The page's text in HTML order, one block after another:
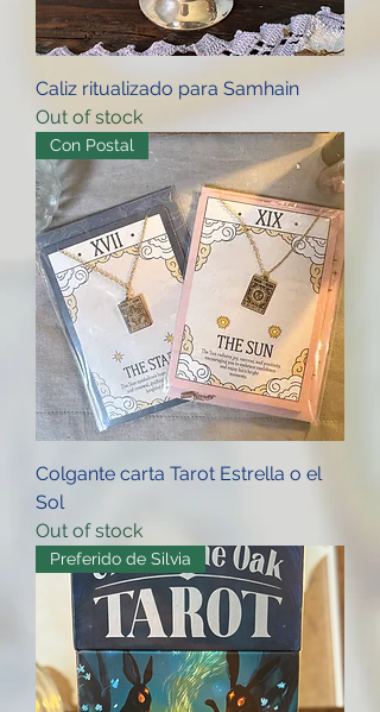
Caliz ritualizado para Samhain
Out of stock
Con Postal
Colgante carta Tarot Estrella o el
Sol
Out of stock
Preferido de Silvia